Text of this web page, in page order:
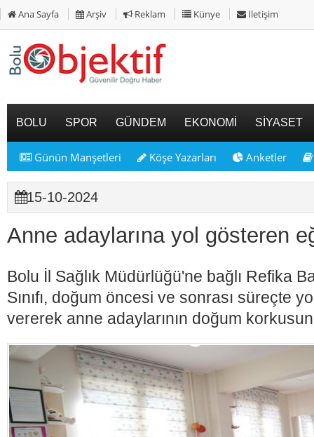
Ana Sayfa Arşiv Reklam Künye İletişim
BOLU SPOR GÜNDEM EKONOMİ SİYASET
Günün Manşetleri Köşe Yazarları Anketler
15-10-2024
Anne adaylarına yol gösteren
Bolu İl Sağlık Müdürlüğü'ne bağlı Refika
Sınıfı, doğum öncesi ve sonrası süreçte
vererek anne adaylarının doğum